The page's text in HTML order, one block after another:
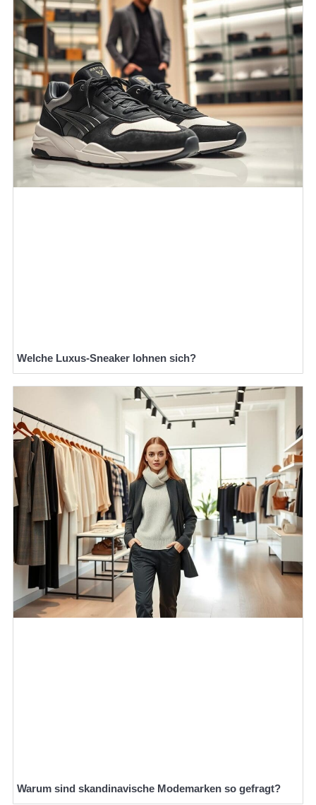
Welche Luxus-Sneaker lohnen sich?
Warum sind skandinavische Modemarken so gefragt?